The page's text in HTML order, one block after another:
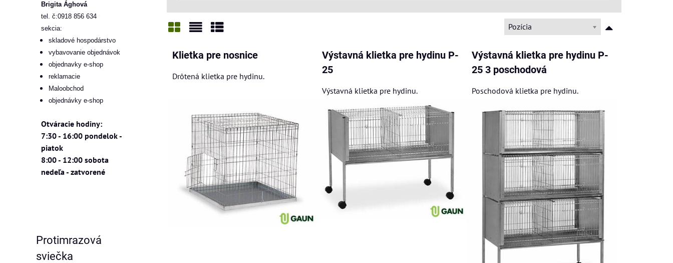
Pozícia
Klietka pre nosnice
Drôtená klietka pre hydinu.
Výstavná klietka pre hydinu P-
25
Výstavná klietka pre hydinu.
Výstavná klietka pre hydinu P-
25 3 poschodová
Poschodová klietka pre hydinu.
Brigita Ághová
tel. č:0918 856 634
sekcia:
skladové hospodárstvo
vybavovanie objednávok
objednavky e-shop
reklamacie
Maloobchod
objednávky e-shop
Otváracie hodiny:
7:30 - 16:00 pondelok -
piatok
8:00 - 12:00 sobota
nedeľa - zatvorené
Protimrazová
sviečka